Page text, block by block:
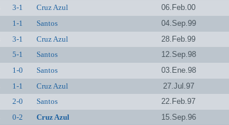
3-1 Cruz Azul 06.Feb.00
1-1 Santos 04.Sep.99
3-1 Cruz Azul 28.Feb.99
5-1 Santos 12.Sep.98
1-0 Santos 03.Ene.98
1-1 Cruz Azul 27.Jul.97
2-0 Santos 22.Feb.97
0-2 Cruz Azul 15.Sep.96